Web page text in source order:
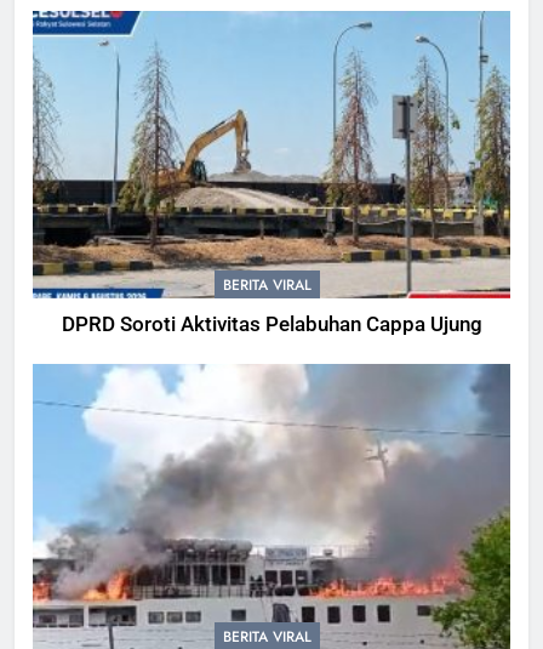
BERITA VIRAL
DPRD Soroti Aktivitas Pelabuhan Cappa Ujung
BERITA VIRAL